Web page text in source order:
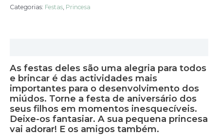
Categorias: Festas Princesa
As festas deles são uma alegria para todos
e brincar é das actividades mais
importantes para o desenvolvimento dos
miúdos. Torne a festa de aniversário dos
seus filhos em momentos inesquecíveis.
Deixe-os fantasiar. A sua pequena princesa
vai adorar! E os amigos também.